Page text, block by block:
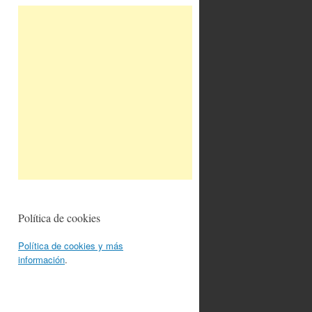
Política de cookies
Política de cookies y más
información.